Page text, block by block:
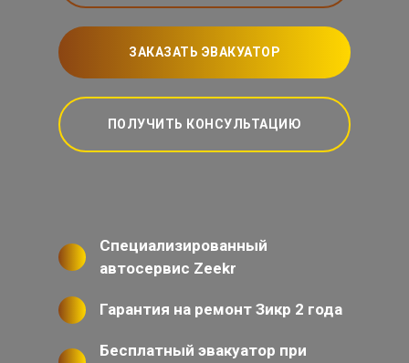
ЗАКАЗАТЬ ЭВАКУАТОР
ПОЛУЧИТЬ КОНСУЛЬТАЦИЮ
Специализированный
автосервис Zeekr
Гарантия на ремонт Зикр 2 года
Бесплатный эвакуатор при